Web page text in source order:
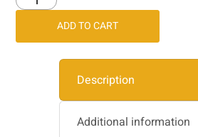
ADD TO CART
Description
Additional information